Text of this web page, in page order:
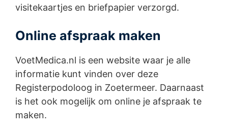
visitekaartjes en briefpapier verzorgd.
Online afspraak maken
VoetMedica.nl is een website waar je alle
informatie kunt vinden over deze
Registerpodoloog in Zoetermeer. Daarnaast
is het ook mogelijk om online je afspraak te
maken.